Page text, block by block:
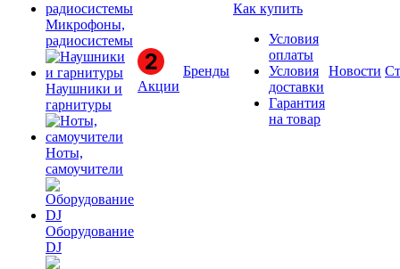
Микрофоны,
радиосистемы
Наушники и
гарнитуры
Ноты,
самоучители
Оборудование
DJ
Акции
Бренды
Как купить
Условия
оплаты
Условия
доставки
Гарантия
на товар
Новости